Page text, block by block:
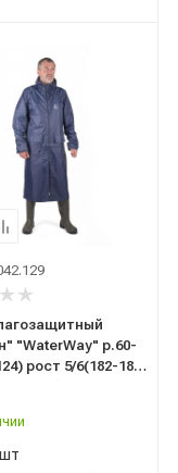
"WaterWay" р.60-
рост 5/6(182-188)